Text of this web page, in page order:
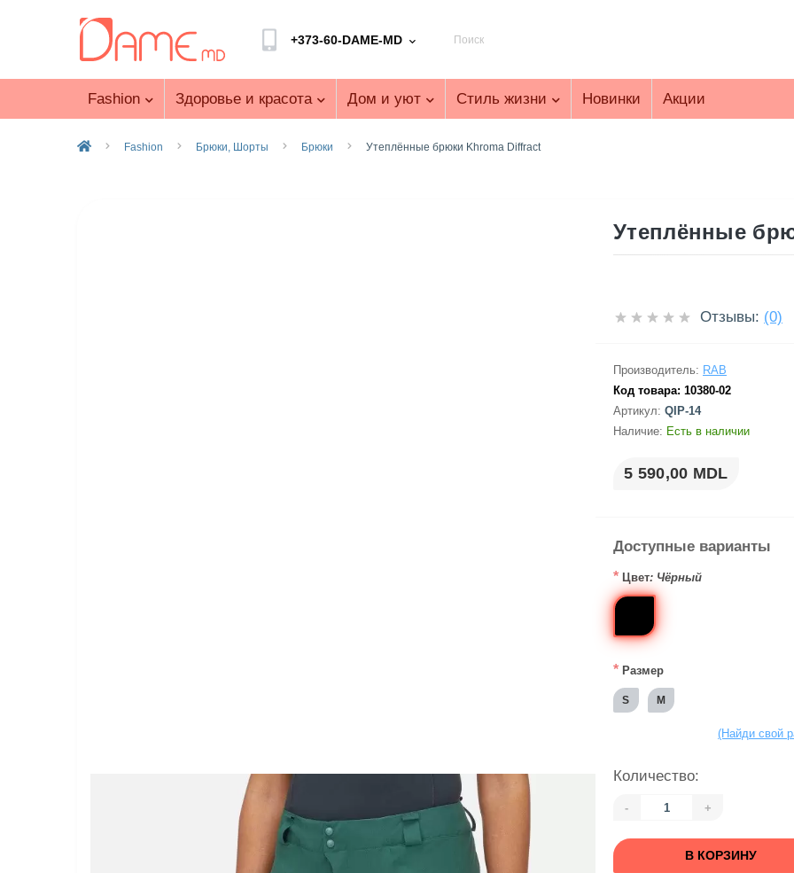
+373-60-DAME-MD
Fashion Здоровье и красота Дом и уют Стиль жизни Новинки Акции
Fashion Брюки, Шорты Брюки Утеплённые брюки Khroma Diffract
Утеплённые
Отзывы: (0)
Производитель: RAB
Код товара: 10380-02
Артикул: QIP-14
Наличие: Есть в наличии
5 590,00 MDL
Доступные варианты
* Цвет: Чёрный
* Размер
S M
(Найди свой
Количество:
- +
В КОРЗИНУ